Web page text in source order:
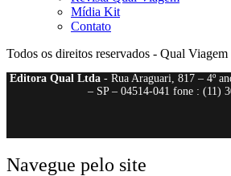
Mídia Kit
Contato
Todos os direitos reservados - Qual Viagem
Editora Qual Ltda- Rua Araguari, 817 – 4º
– SP – 04514-041 fone : (11)
Navegue pelo site